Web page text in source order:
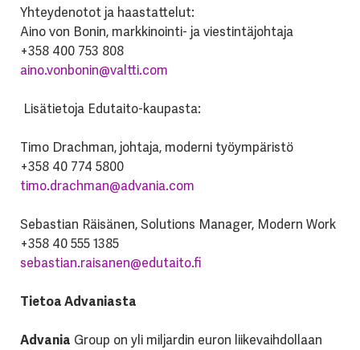
Yhteydenotot ja haastattelut:
Aino von Bonin, markkinointi- ja viestintäjohtaja
+358 400 753 808
aino.vonbonin@valtti.com
Lisätietoja Edutaito-kaupasta:
Timo Drachman, johtaja, moderni työympäristö
+358 40 774 5800
timo.drachman@advania.com
Sebastian Räisänen, Solutions Manager, Modern Work
+358 40 555 1385
sebastian.raisanen@edutaito.fi
Tietoa Advaniasta
Advania Group on yli miljardin euron liikevaihdollaan